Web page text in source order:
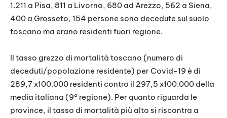
1.211 a Pisa, 811 a Livorno, 680 ad Arezzo, 562 a Siena,
400 a Grosseto, 154 persone sono decedute sul suolo
toscano ma erano residenti fuori regione.
Il tasso grezzo di mortalità toscano (numero di
deceduti/popolazione residente) per Covid-19 è di
289,7 x100.000 residenti contro il 297,5 x100.000 della
media italiana (9° regione). Per quanto riguarda le
province, il tasso di mortalità più alto si riscontra a